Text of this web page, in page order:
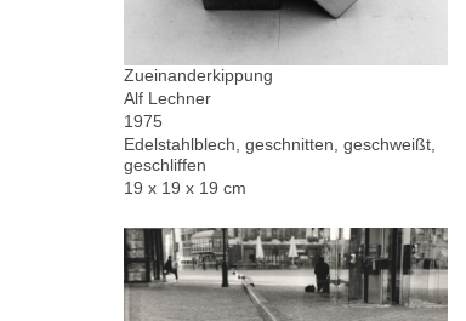
Zueinanderkippung
Alf Lechner
1975
Edelstahlblech, geschnitten, geschweißt,
geschliffen
19 x 19 x 19 cm